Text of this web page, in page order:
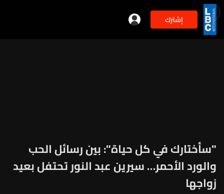
إشترك
"سأختارك في كل حياة": بين رسائل الحب
والورد الأحمر… سيرين عبد النور تحتفل بعيد
زواجها